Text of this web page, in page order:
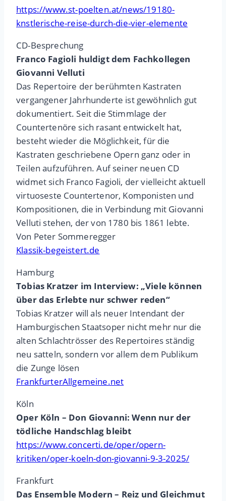
https://www.st-poelten.at/news/19180-
knstlerische-reise-durch-die-vier-elemente
CD-Besprechung
Franco Fagioli huldigt dem Fachkollegen
Giovanni Velluti
Das Repertoire der berühmten Kastraten
vergangener Jahrhunderte ist gewöhnlich gut
dokumentiert. Seit die Stimmlage der
Countertenöre sich rasant entwickelt hat,
besteht wieder die Möglichkeit, für die
Kastraten geschriebene Opern ganz oder in
Teilen aufzuführen. Auf seiner neuen CD
widmet sich Franco Fagioli, der vielleicht aktuell
virtuoseste Countertenor, Komponisten und
Kompositionen, die in Verbindung mit Giovanni
Velluti stehen, der von 1780 bis 1861 lebte.
Von Peter Sommeregger
Klassik-begeistert.de
Hamburg
Tobias Kratzer im Interview: „Viele können
über das Erlebte nur schwer reden“
Tobias Kratzer will als neuer Intendant der
Hamburgischen Staatsoper nicht mehr nur die
alten Schlachtrösser des Repertoires ständig
neu satteln, sondern vor allem dem Publikum
die Zunge lösen
FrankfurterAllgemeine.net
Köln
Oper Köln – Don Giovanni: Wenn nur der
tödliche Handschlag bleibt
https://www.concerti.de/oper/opern-
kritiken/oper-koeln-don-giovanni-9-3-2025/
Frankfurt
Das Ensemble Modern – Reiz und Gleichmut